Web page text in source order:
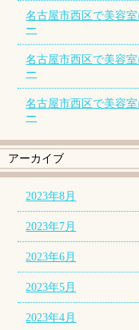
名古屋市西区で美容
ー
名古屋市西区で美容
ー
名古屋市西区で美容
ー
アーカイブ
2023年8月
2023年7月
2023年6月
2023年5月
2023年4月